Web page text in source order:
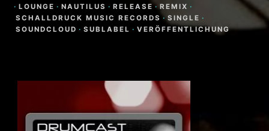
· LOUNGE · NAUTILUS · RELEASE · REMIX ·
SCHALLDRUCK MUSIC RECORDS · SINGLE ·
SOUNDCLOUD · SUBLABEL · VERÖFFENTLICHUNG